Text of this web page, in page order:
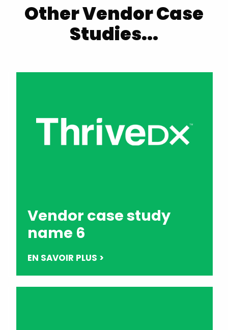
Other Vendor Case
Studies...
Vendor case study
name 6
EN SAVOIR PLUS >